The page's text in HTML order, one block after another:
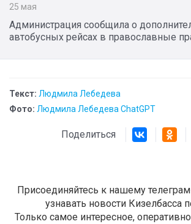
25 мая
Администрация сообщила о
автобусных рейсах в православные
Текст: Людмила Лебедева
Фото: Людмила Лебедева ChatGPT
Поделиться
Присоединяйтесь к нашему
узнавать новости Кизелбасса
Только самое интересное,